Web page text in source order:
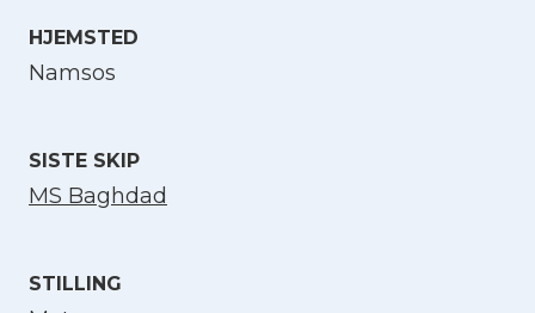
HJEMSTED
Namsos
SISTE SKIP
MS Baghdad
STILLING
English